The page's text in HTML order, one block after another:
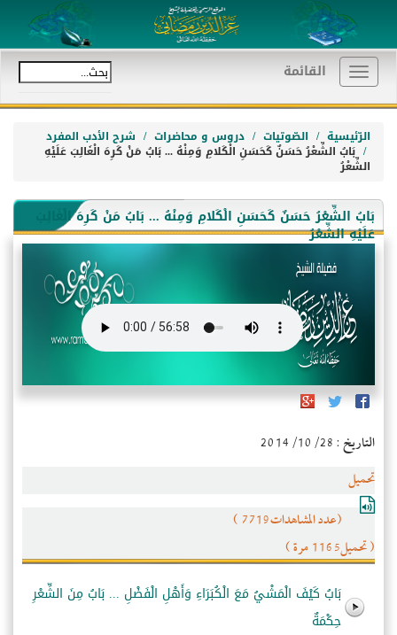
Toggle
navigation
القائمة
الرّئيسية الصّوتيات دروس و محاضرات شرح الأدب المفرد
بَابُ الشِّعْرُ حَسَنٌ كَحَسَنِ الْكَلامِ وَمِنْهُ ... بَابُ مَنْ كَرِهَ الْغَالِبَ عَلَيْهِ
الشِّعْرُ
بَابُ الشِّعْرُ حَسَنٌ كَحَسَنِ الْكَلامِ وَمِنْهُ ... بَابُ مَنْ كَرِهَ الْغَالِبَ
عَلَيْهِ الشِّعْرُ
التاريخ : 2014/10/28
تحميل
(عدد المشاهدات7719 )
( تحميل1165 مرة )
بَابُ كَيْفَ الْمَشْيُ مَعَ الْكُبَرَاءِ وَأَهْلِ الْفَضْلِ ... بَابُ مِنَ الشِّعْرِ
حِكْمَةٌ